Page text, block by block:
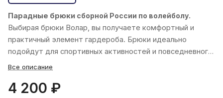
Парадные брюки сборной России по волейболу.
Выбирая брюки Волар, вы получаете комфортный и
практичный элемент гардероба. Брюки идеально
подойдут для спортивных активностей и повседневного
использования.
Все описание
4 200 ₽